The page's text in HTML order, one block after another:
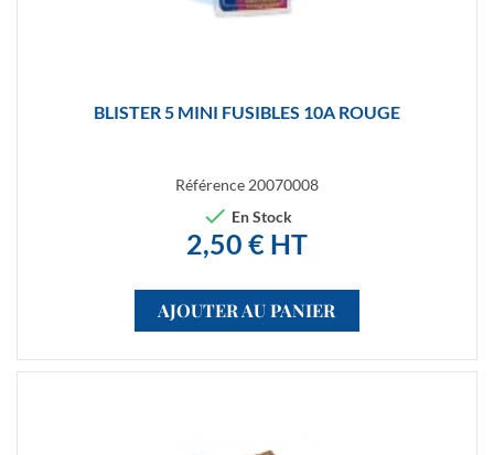
BLISTER 5 MINI FUSIBLES 10A ROUGE
Référence 20070008
 En Stock
2,50 € HT
AJOUTER AU PANIER